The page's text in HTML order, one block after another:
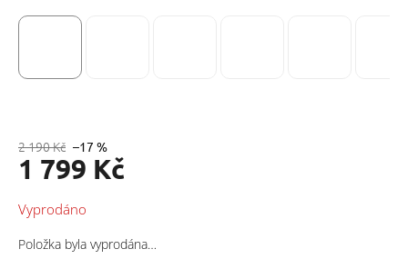
2 190 Kč –17 %
1 799 Kč
cena:
Vyprodáno
Položka byla vyprodána…